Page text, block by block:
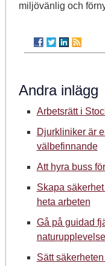
miljövänlig och
Andra inlägg
Arbetsrätt i
Djurkliniker är
välbefinnande
Att hyra buss
Skapa
heta arbeten
Gå på guidad
Sätt